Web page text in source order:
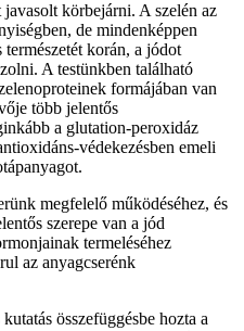
körbejárni. A szelén az
de mindenképpen
természetét korán, a jódot
A testünkben található
formájában van
több jelentős
a glutation-peroxidáz
védekezésben emeli
megfelelő működéséhez, és
szerepe van a jód
termeléséhez
az anyagcserénk
összefüggésbe hozta a